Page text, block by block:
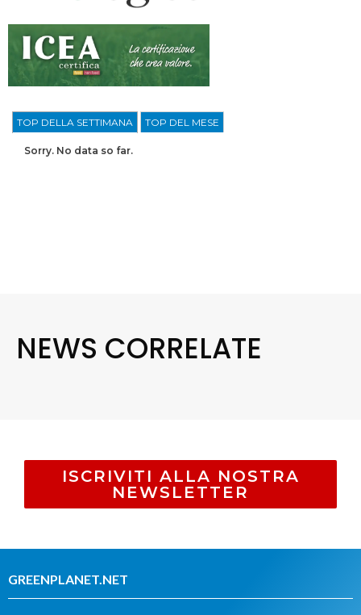
TOP DELLA SETTIMANA TOP DEL MESE
Sorry. No data so far.
NEWS CORRELATE
ISCRIVITI ALLA NOSTRA
NEWSLETTER
GREENPLANET.NET